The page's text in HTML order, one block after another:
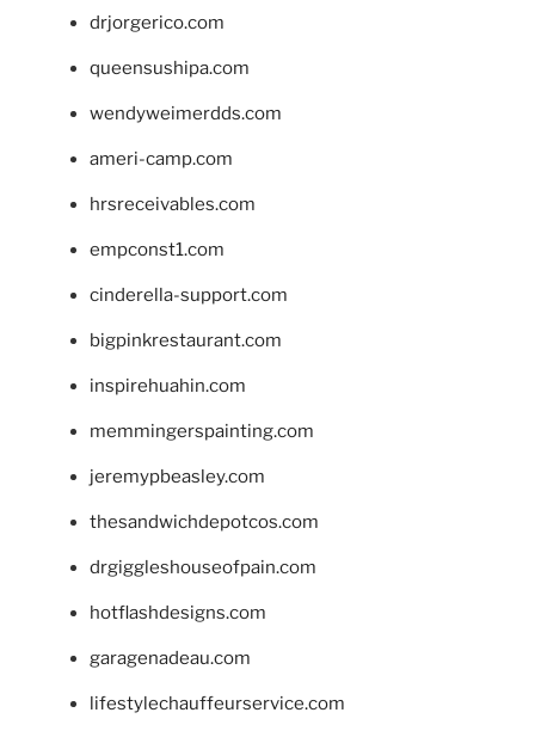
drjorgerico.com
queensushipa.com
wendyweimerdds.com
ameri-camp.com
hrsreceivables.com
empconst1.com
cinderella-support.com
bigpinkrestaurant.com
inspirehuahin.com
memmingerspainting.com
jeremypbeasley.com
thesandwichdepotcos.com
drgiggleshouseofpain.com
hotflashdesigns.com
garagenadeau.com
lifestylechauffeurservice.com